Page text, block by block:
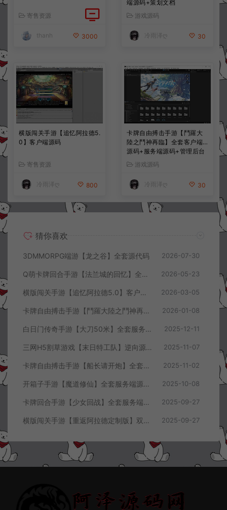
寄售资源
thanh 3000
端源码+策划文档
游戏源码
冷雨泽ღ 30
横版闯关手游【追忆阿拉德5.
0】客户端源码
寄售资源
冷雨泽ღ 800
卡牌自由搏击手游【鬥羅大
陸之鬥神再臨】全套客户端
源码+服务端源码+管理后台
+导表工具+部署文档
游戏源码
冷雨泽ღ 30
猜你喜欢
3DMMORPG端游【龙之谷】全套源代码 2026-07-30
Q萌卡牌回合手游【法兰城的回忆】全套服务端源码+客户端源码+策划文档 2026-05-23
横版闯关手游【追忆阿拉德5.0】客户端源码 2026-03-05
卡牌自由搏击手游【鬥羅大陸之鬥神再臨】全套客户端源码+服务端源码+管理后台+导表工具+部署文档 2026-01-08
白日门传奇手游【大刀50米】全套服务端源码+客户端源码 2025-12-11
三网H5割草游戏【末日特工队】逆向源码+Cocos本地离线即玩 2025-11-07
卡牌自由搏击手游【船长请开炮】全套服务端源码+客户端源码+GMVue3+策划表+美术包+前后端部署流程文档 2025-11-02
开箱子手游【魔道修仙】全套服务端源码+客户端源码 2025-10-08
卡牌回合手游【少女回战】全套服务端源码+客户端源码 2025-09-27
横版闯关手游【重返阿拉德定制版】双端客户端源码 2025-09-27